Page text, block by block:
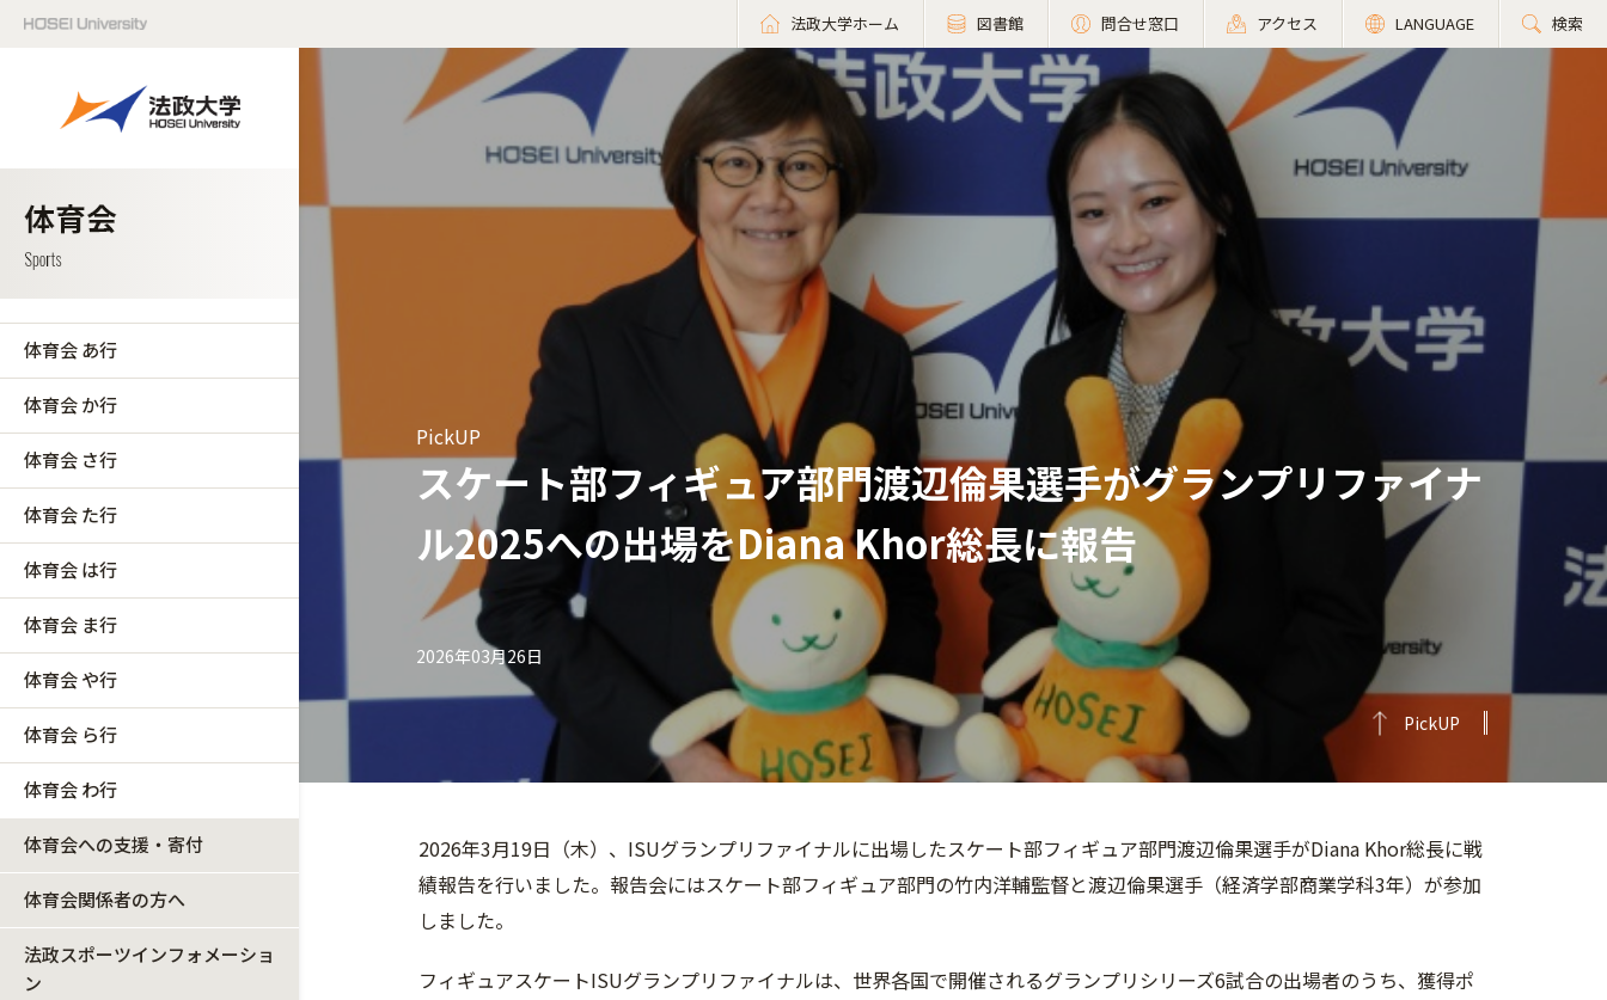
法政大学ホーム 図書館 問合せ窓口 アクセス LANGUAGE 検索
体育会 あ行
体育会 か行
体育会 さ行
体育会 た行
体育会 は行
体育会 ま行
体育会 や行
体育会 ら行
体育会 わ行
体育会への支援・寄付
体育会関係者の方へ
法政スポーツインフォメーショ
ン
PickUP
スケート部フィギュア部門渡辺倫果選手がグランプリファイナ
ル2025への出場をDiana Khor総長に報告
2026年03月26日
PickUP
2026年3月19日（木）、ISUグランプリファイナルに出場したスケート部フィギュア部門渡辺倫果選手がDiana Khor総長に戦
績報告を行いました。報告会にはスケート部フィギュア部門の竹内洋輔監督と渡辺倫果選手（経済学部商業学科3年）が参加
しました。
フィギュアスケートISUグランプリファイナルは、世界各国で開催されるグランプリシリーズ6試合の出場者のうち、獲得ポ